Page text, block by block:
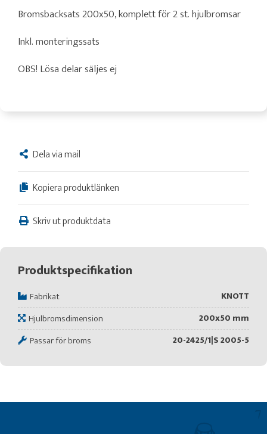
Bromsbacksats 200x50, komplett för 2 st. hjulbromsar
Inkl. monteringssats
OBS! Lösa delar säljes ej
Dela via mail
Kopiera produktlänken
Skriv ut produktdata
Produktspecifikation
Fabrikat
KNOTT
Hjulbromsdimension
200x50 mm
Passar för broms
20-2425/1|S 2005-5